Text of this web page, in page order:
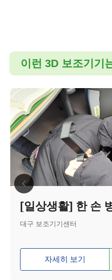
이런 3D 보조기기
[일상생활] 한 손
대구 보조기기센터
자세히 보기